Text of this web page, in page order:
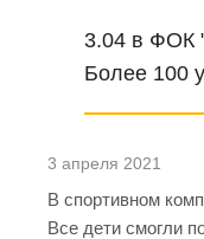
3.04 в ФОК
Более 100
3 апреля 2021
В спортивном
Все дети смогли